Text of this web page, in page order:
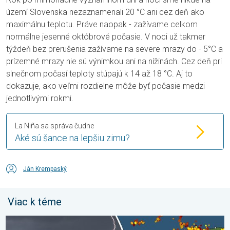
území Slovenska nezaznamenali 20 °C ani cez deň ako
maximálnu teplotu. Práve naopak - zažívame celkom
normálne jesenné októbrové počasie. V noci už takmer
týždeň bez prerušenia zažívame na severe mrazy do - 5°C a
prízemné mrazy nie sú výnimkou ani na nížinách. Cez deň pri
slnečnom počasí teploty stúpajú k 14 až 18 °C. Aj to
dokazuje, ako veľmi rozdielne môže byť počasie medzi
jednotlivými rokmi.
Aké sú šance na lepšiu zimu?
La Niña sa správa čudne
Ján Krempaský
Viac k téme
Milióny stromov údermi bleskov hynú. Štúdia zistila. . . sobota